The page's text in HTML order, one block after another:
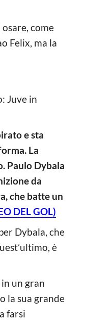
osare, come
Felix, ma la
Juve in
e sta
La
Paulo Dybala
da
che batte un
DEL GOL)
Dybala, che
è
un gran
la sua grande
farsi